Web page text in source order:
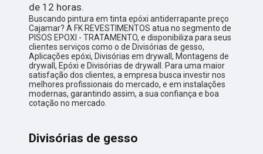
de 12 horas.
Buscando pintura em tinta epóxi antiderrapante preço
Cajamar? A FK REVESTIMENTOS atua no segmento de
PISOS EPOXI - TRATAMENTO, e disponibiliza para seus
clientes serviços como o de Divisórias de gesso,
Aplicações epóxi, Divisórias em drywall, Montagens de
drywall, Epóxi e Divisórias de drywall. Para uma maior
satisfação dos clientes, a empresa busca investir nos
melhores profissionais do mercado, e em instalações
modernas, garantindo assim, a sua confiança e boa
cotação no mercado.
Divisórias de gesso